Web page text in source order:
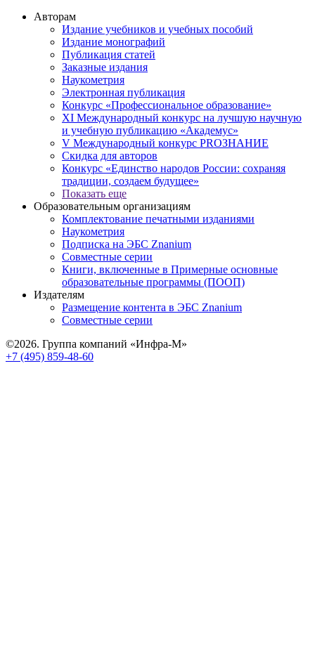
Авторам
Издание учебников и учебных пособий
Издание монографий
Публикация статей
Заказные издания
Наукометрия
Электронная публикация
Конкурс «Профессиональное образование»
XI Международный конкурс на лучшую научную
и учебную публикацию «Академус»
V Международный конкурс PROЗНАНИЕ
Скидка для авторов
Конкурс «Единство народов России: сохраняя
традиции, создаем будущее»
Показать еще
Образовательным организациям
Комплектование печатными изданиями
Наукометрия
Подписка на ЭБС Znanium
Совместные серии
Книги, включенные в Примерные основные
образовательные программы (ПООП)
Издателям
Размещение контента в ЭБС Znanium
Совместные серии
©2026. Группа компаний «Инфра-М»
+7 (495) 859-48-60